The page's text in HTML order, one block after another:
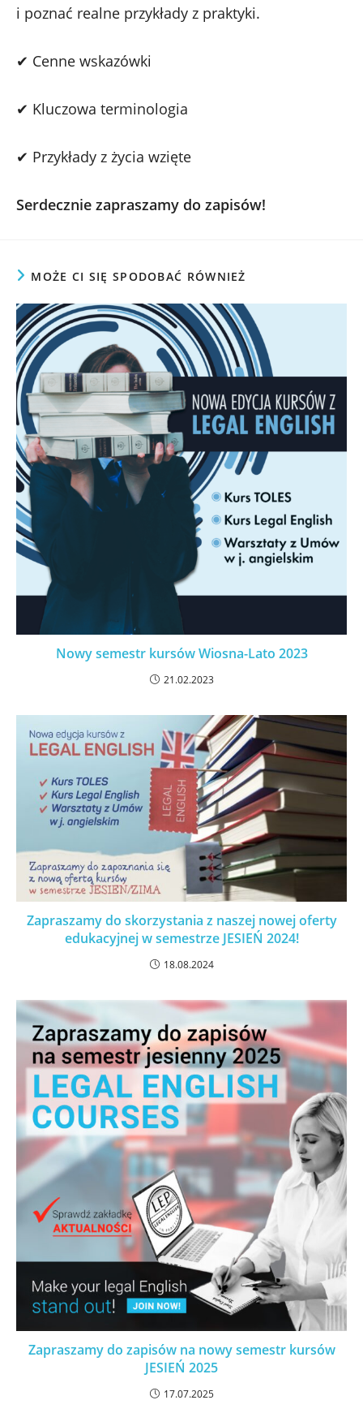
i poznać realne przykłady z praktyki.
✔ Cenne wskazówki
✔ Kluczowa terminologia
✔ Przykłady z życia wzięte
Serdecznie zapraszamy do zapisów!
MOŻE CI SIĘ SPODOBAĆ RÓWNIEŻ
Nowy semestr kursów Wiosna-Lato 2023
21.02.2023
Zapraszamy do skorzystania z naszej nowej oferty
edukacyjnej w semestrze JESIEŃ 2024!
18.08.2024
Zapraszamy do zapisów na nowy semestr kursów
JESIEŃ 2025
17.07.2025